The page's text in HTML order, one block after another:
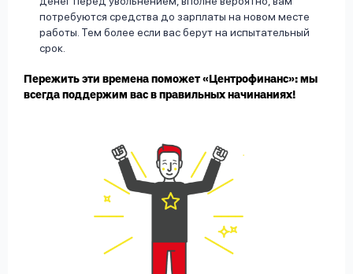
потребуются средства до зарплаты на новом месте
работы. Тем более если вас берут на испытательный
срок.
Пережить эти времена поможет «Центрофинанс»: мы
всегда поддержим вас в правильных начинаниях!